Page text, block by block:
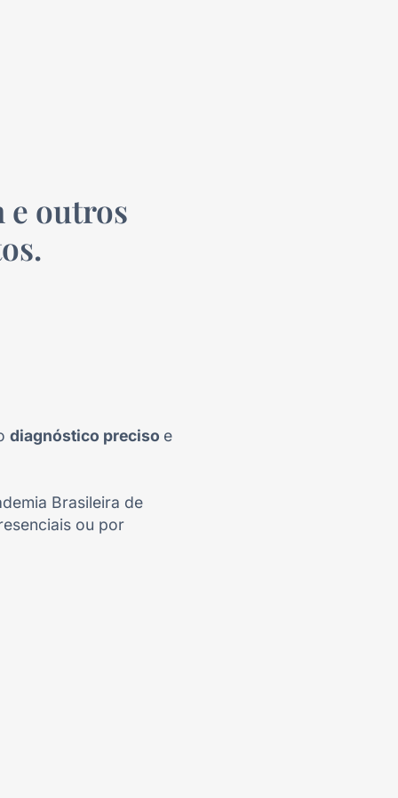
e outros
diagnóstico preciso e
Brasileira de
ou por